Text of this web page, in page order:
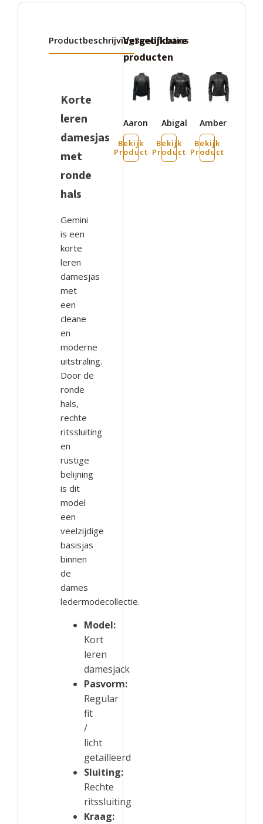
ProductbeschrijvingSpecificaties
Korte
leren
damesjas
met
ronde
hals
Gemini
is een
korte
leren
damesjas
met
een
cleane
en
moderne
uitstraling.
Door de
ronde
hals,
rechte
ritssluiting
en
rustige
belijning
is dit
model
een
veelzijdige
basisjas
binnen
de
dames
ledermodecollectie.
Model:
Kort
leren
damesjack
Pasvorm:
Regular
fit
/
licht
getailleerd
Sluiting:
Rechte
ritssluiting
Kraag:
Vergelijkbare
producten
Aaron
Bekijk
Product
Dit
product
meerdere
variaties.
Deze
Abigal
Bekijk
Product
Dit
product
meerdere
variaties.
Deze
Amber
Bekijk
Product
Dit
product
meerdere
variaties.
Deze